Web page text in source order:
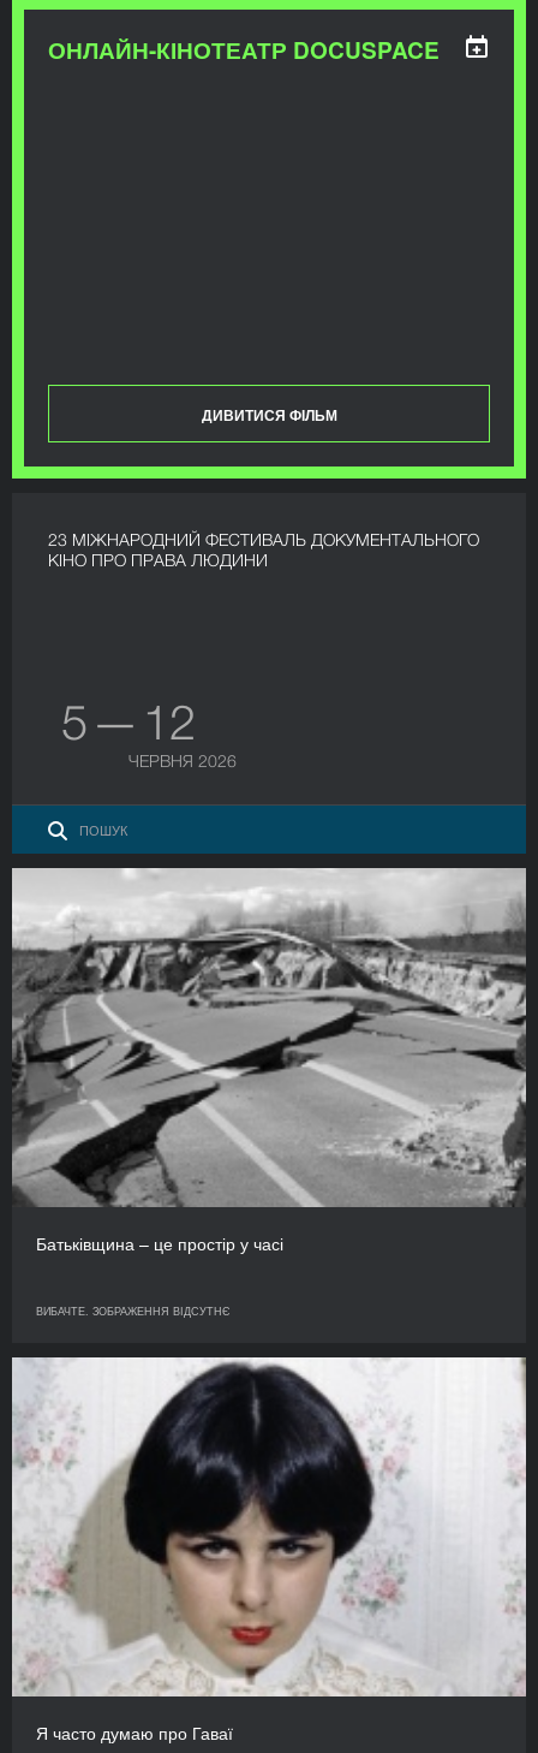
ОНЛАЙН-КІНОТЕАТР DOCUSPACE
ДИВИТИСЯ ФІЛЬМ
23 МІЖНАРОДНИЙ ФЕСТИВАЛЬ ДОКУМЕНТАЛЬНОГО
КІНО ПРО ПРАВА ЛЮДИНИ
5 — 12
ЧЕРВНЯ 2026
Батьківщина – це простір у часі
ВИБАЧТЕ. ЗОБРАЖЕННЯ ВІДСУТНЄ
Я часто думаю про Гаваї